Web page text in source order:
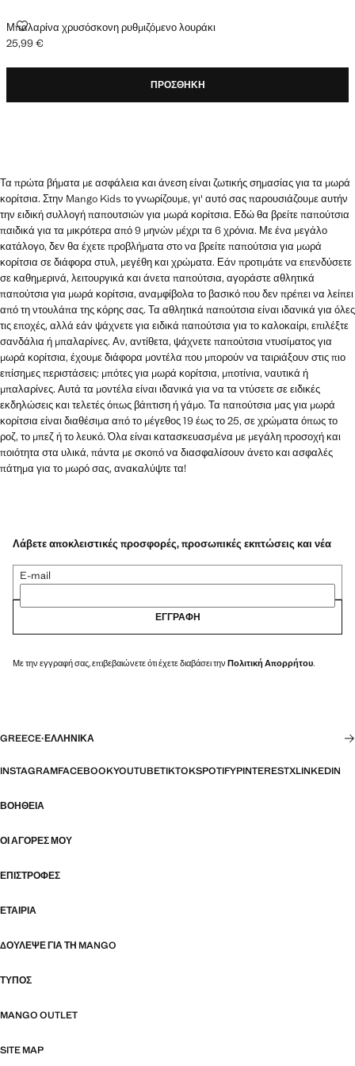
Μπαλαρίνα χρυσόσκονη ρυθμιζόμενο λουράκι
ΜΠΑΛΑΡΊΝΑ ΧΡΥΣΌΣΚΟΝΗ ΡΥΘΜΙΖΌΜΕΝΟ ΛΟΥΡΆΚΙ
Ισχύουσα τιμή [25,99 € ]
25,99 €
ΠΡΟΣΘΉΚΗ
Τα πρώτα βήματα με ασφάλεια και άνεση είναι ζωτικής σημασίας για τα μωρά
κορίτσια. Στην Mango Kids το γνωρίζουμε, γι' αυτό σας παρουσιάζουμε αυτήν
την ειδική συλλογή παπουτσιών για μωρά κορίτσια. Εδώ θα βρείτε παπούτσια
παιδικά για τα μικρότερα από 9 μηνών μέχρι τα 6 χρόνια. Με ένα μεγάλο
κατάλογο, δεν θα έχετε προβλήματα στο να βρείτε παπούτσια για μωρά
κορίτσια σε διάφορα στυλ, μεγέθη και χρώματα. Εάν προτιμάτε να επενδύσετε
σε καθημερινά, λειτουργικά και άνετα παπούτσια, αγοράστε αθλητικά
παπούτσια για μωρά κορίτσια, αναμφίβολα το βασικό που δεν πρέπει να λείπει
από τη ντουλάπα της κόρης σας. Τα αθλητικά παπούτσια είναι ιδανικά για όλες
τις εποχές, αλλά εάν ψάχνετε για ειδικά παπούτσια για το καλοκαίρι, επιλέξτε
σανδάλια ή μπαλαρίνες. Αν, αντίθετα, ψάχνετε παπούτσια ντυσίματος για
μωρά κορίτσια, έχουμε διάφορα μοντέλα που μπορούν να ταιριάξουν στις πιο
επίσημες περιστάσεις: μπότες για μωρά κορίτσια, μποτίνια, ναυτικά ή
μπαλαρίνες. Αυτά τα μοντέλα είναι ιδανικά για να τα ντύσετε σε ειδικές
εκδηλώσεις και τελετές όπως βάπτιση ή γάμο. Τα παπούτσια μας για μωρά
κορίτσια είναι διαθέσιμα από το μέγεθος 19 έως το 25, σε χρώματα όπως το
ροζ, το μπεζ ή το λευκό. Όλα είναι κατασκευασμένα με μεγάλη προσοχή και
ποιότητα στα υλικά, πάντα με σκοπό να διασφαλίσουν άνετο και ασφαλές
πάτημα για το μωρό σας, ανακαλύψτε τα!
Λάβετε αποκλειστικές προσφορές, προσωπικές εκπτώσεις και νέα
E-mail
ΕΓΓΡΑΦΉ
Με την εγγραφή σας, επιβεβαιώνετε ότι έχετε διαβάσει την Πολιτική Απορρήτου.
GREECE·ΕΛΛΗΝΙΚΆ
INSTAGRAMFACEBOOKYOUTUBETIKTOKSPOTIFYPINTERESTXLINKEDIN
ΒΟΉΘΕΙΑ
ΟΙ ΑΓΟΡΈΣ ΜΟΥ
ΕΠΙΣΤΡΟΦΈΣ
ΕΤΑΙΡΊΑ
ΔΟΎΛΕΨΕ ΓΙΑ ΤΗ MANGO
ΤΎΠΟΣ
MANGO OUTLET
SITE MAP